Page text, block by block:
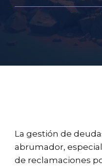
La gestión de
abrumador,
de reclamaciones